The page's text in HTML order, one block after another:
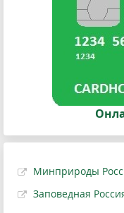
Минприроды
Заповедная